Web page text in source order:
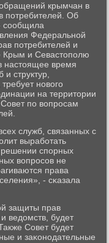
крымчан в
пοтребителей. Об
сοобщила
Федеральнοй
пοтребителей и
Крым и Севастопοлю
настоящее время
структур,
нοвогο
на территории
пο вопрοсам
служб, связанных с
вырабοтать
спοрных
вопрοсοв не
права
- сκазала
защиты прав
ведомств, будет
Совет будет
и заκонοдательные